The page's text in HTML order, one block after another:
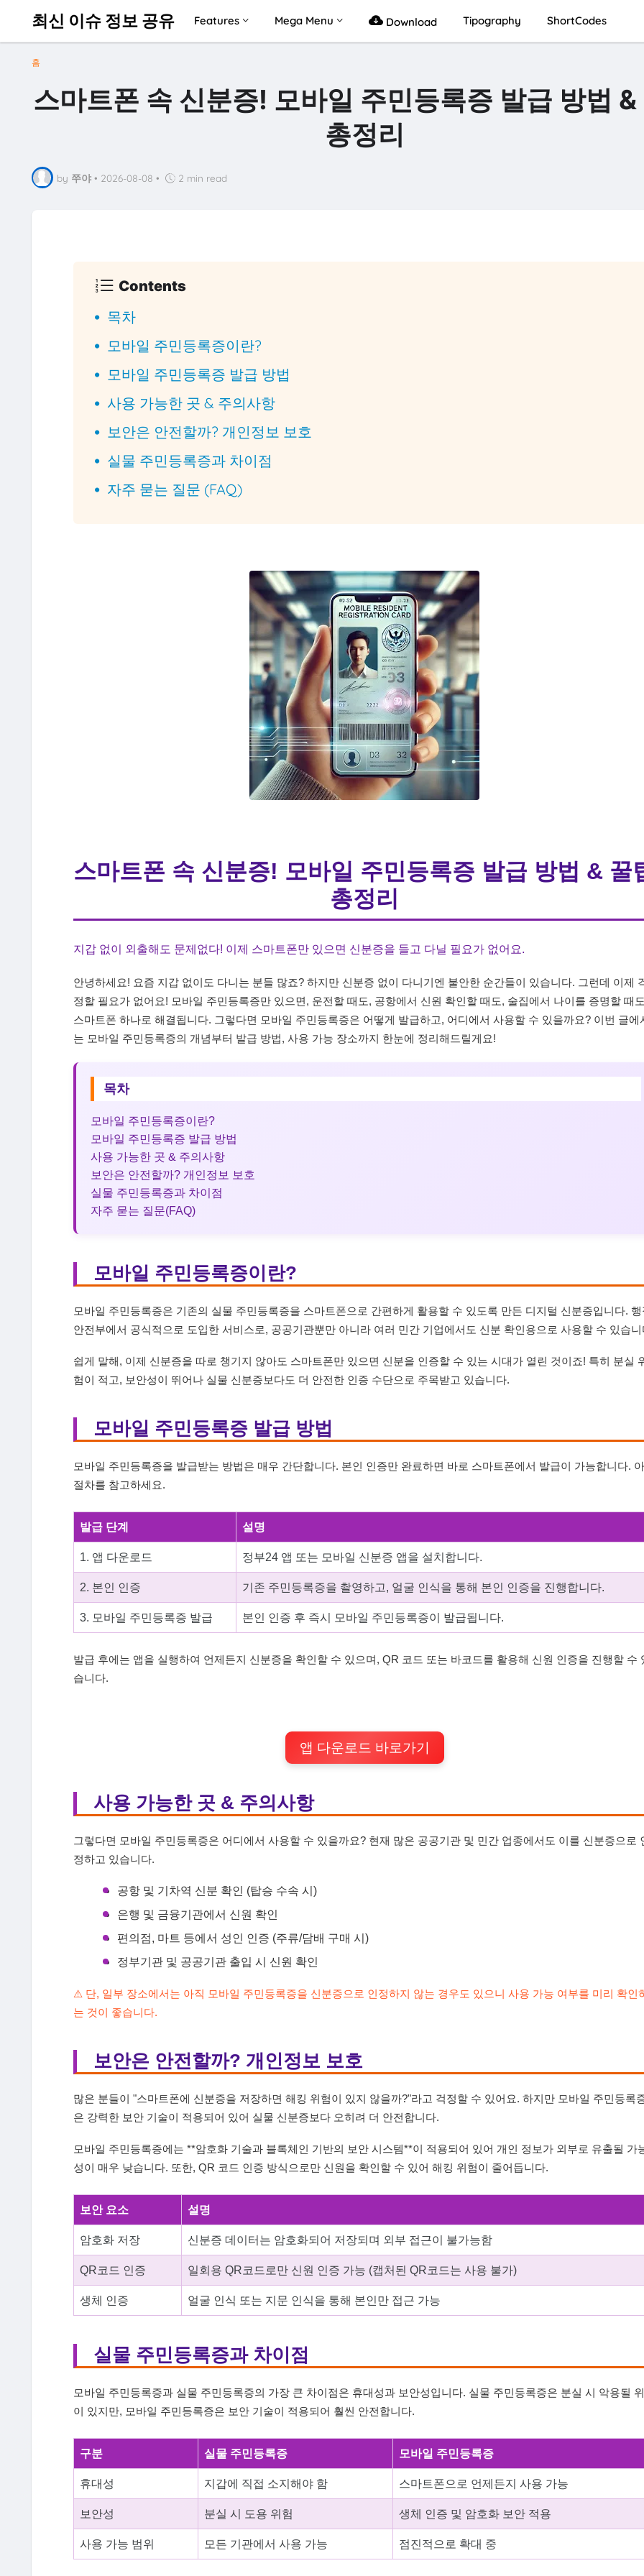
최신 이슈 정보 공유 Features Mega Menu Download Tipography ShortCodes
홈
스마트폰 속 신분증! 모바일 주민등록증 발급 방법 &
총정리
by 쭈야 • 2026-08-08 • 2 min read
Contents
목차
모바일 주민등록증이란?
모바일 주민등록증 발급 방법
사용 가능한 곳 & 주의사항
보안은 안전할까? 개인정보 보호
실물 주민등록증과 차이점
자주 묻는 질문 (FAQ)
스마트폰 속 신분증! 모바일 주민등록증 발급 방법 & 꿀
총정리
지갑 없이 외출해도 문제없다! 이제 스마트폰만 있으면 신분증을 들고 다닐 필요가 없어요.
안녕하세요! 요즘 지갑 없이도 다니는 분들 많죠? 하지만 신분증 없이 다니기엔 불안한 순간들이 있습니다. 그런데 이제
정할 필요가 없어요! 모바일 주민등록증만 있으면, 운전할 때도, 공항에서 신원 확인할 때도, 술집에서 나이를 증명할 때
스마트폰 하나로 해결됩니다. 그렇다면 모바일 주민등록증은 어떻게 발급하고, 어디에서 사용할 수 있을까요? 이번 글에
는 모바일 주민등록증의 개념부터 발급 방법, 사용 가능 장소까지 한눈에 정리해드릴게요!
목차
모바일 주민등록증이란?
모바일 주민등록증 발급 방법
사용 가능한 곳 & 주의사항
보안은 안전할까? 개인정보 보호
실물 주민등록증과 차이점
자주 묻는 질문(FAQ)
모바일 주민등록증이란?
모바일 주민등록증은 기존의 실물 주민등록증을 스마트폰으로 간편하게 활용할 수 있도록 만든 디지털 신분증입니다. 행
안전부에서 공식적으로 도입한 서비스로, 공공기관뿐만 아니라 여러 민간 기업에서도 신분 확인용으로 사용할 수 있습니
쉽게 말해, 이제 신분증을 따로 챙기지 않아도 스마트폰만 있으면 신분을 인증할 수 있는 시대가 열린 것이죠! 특히 분실
험이 적고, 보안성이 뛰어나 실물 신분증보다도 더 안전한 인증 수단으로 주목받고 있습니다.
모바일 주민등록증 발급 방법
모바일 주민등록증을 발급받는 방법은 매우 간단합니다. 본인 인증만 완료하면 바로 스마트폰에서 발급이 가능합니다.
절차를 참고하세요.
발급 단계 설명
1. 앱 다운로드 정부24 앱 또는 모바일 신분증 앱을 설치합니다.
2. 본인 인증 기존 주민등록증을 촬영하고, 얼굴 인식을 통해 본인 인증을 진행합니다.
3. 모바일 주민등록증 발급 본인 인증 후 즉시 모바일 주민등록증이 발급됩니다.
발급 후에는 앱을 실행하여 언제든지 신분증을 확인할 수 있으며, QR 코드 또는 바코드를 활용해 신원 인증을 진행할 수
습니다.
앱 다운로드 바로가기
사용 가능한 곳 & 주의사항
그렇다면 모바일 주민등록증은 어디에서 사용할 수 있을까요? 현재 많은 공공기관 및 민간 업종에서도 이를 신분증으로
정하고 있습니다.
공항 및 기차역 신분 확인 (탑승 수속 시)
은행 및 금융기관에서 신원 확인
편의점, 마트 등에서 성인 인증 (주류/담배 구매 시)
정부기관 및 공공기관 출입 시 신원 확인
⚠️ 단, 일부 장소에서는 아직 모바일 주민등록증을 신분증으로 인정하지 않는 경우도 있으니 사용 가능 여부를 미리 확인
는 것이 좋습니다.
보안은 안전할까? 개인정보 보호
많은 분들이 "스마트폰에 신분증을 저장하면 해킹 위험이 있지 않을까?"라고 걱정할 수 있어요. 하지만 모바일 주민등록
은 강력한 보안 기술이 적용되어 있어 실물 신분증보다 오히려 더 안전합니다.
모바일 주민등록증에는 **암호화 기술과 블록체인 기반의 보안 시스템**이 적용되어 있어 개인 정보가 외부로 유출될 가
성이 매우 낮습니다. 또한, QR 코드 인증 방식으로만 신원을 확인할 수 있어 해킹 위험이 줄어듭니다.
보안 요소 설명
암호화 저장 신분증 데이터는 암호화되어 저장되며 외부 접근이 불가능함
QR코드 인증 일회용 QR코드로만 신원 인증 가능 (캡처된 QR코드는 사용 불가)
생체 인증 얼굴 인식 또는 지문 인식을 통해 본인만 접근 가능
실물 주민등록증과 차이점
모바일 주민등록증과 실물 주민등록증의 가장 큰 차이점은 휴대성과 보안성입니다. 실물 주민등록증은 분실 시 악용될
이 있지만, 모바일 주민등록증은 보안 기술이 적용되어 훨씬 안전합니다.
구분 실물 주민등록증 모바일 주민등록증
휴대성 지갑에 직접 소지해야 함 스마트폰으로 언제든지 사용 가능
보안성 분실 시 도용 위험 생체 인증 및 암호화 보안 적용
사용 가능 범위 모든 기관에서 사용 가능 점진적으로 확대 중